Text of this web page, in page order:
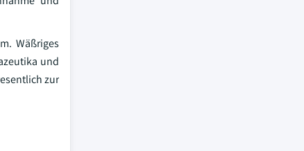
Wäßriges
und
zur